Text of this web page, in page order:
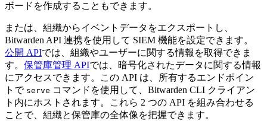
ボードを作成することもできます。
または、組織からイベントデータをエクスポートし、
Bitwarden API 連携を使用して SIEM 機能を設定できます。
公開 APIでは、組織やユーザーに関する情報を取得できま
す。 保管庫管理 APIでは、暗号化されたデータに関する情報
にアクセスできます。この API は、所有するエンドポイン
トで serve コマンドを使用して、Bitwarden CLI クライアン
ト内にホストされます。これら 2 つの API を組み合わせる
ことで、組織と保管庫の全体像を把握できます。